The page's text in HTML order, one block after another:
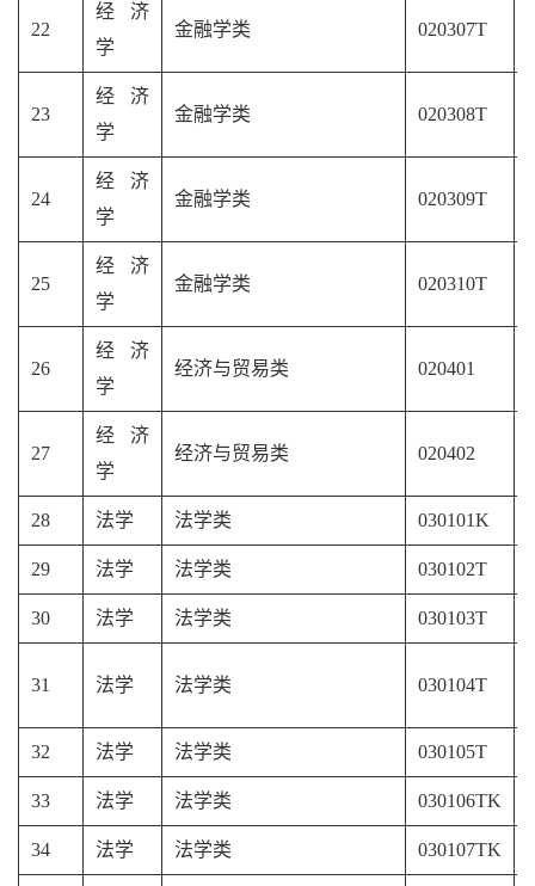
22
经济
学
金融学类 020307T
23
经济
学
金融学类 020308T
24
经济
学
金融学类 020309T
25
经济
学
金融学类 020310T
26
经济
学
经济与贸易类 020401
27
经济
学
经济与贸易类 020402
28 法学 法学类 030101K
29 法学 法学类 030102T
30 法学 法学类 030103T
31 法学 法学类 030104T
32 法学 法学类 030105T
33 法学 法学类 030106TK
34 法学 法学类 030107TK